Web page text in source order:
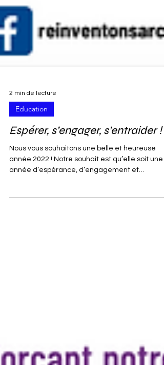
2 min de lecture
Education
Espérer, s’engager, s’entraider !
Nous vous souhaitons une belle et heureuse